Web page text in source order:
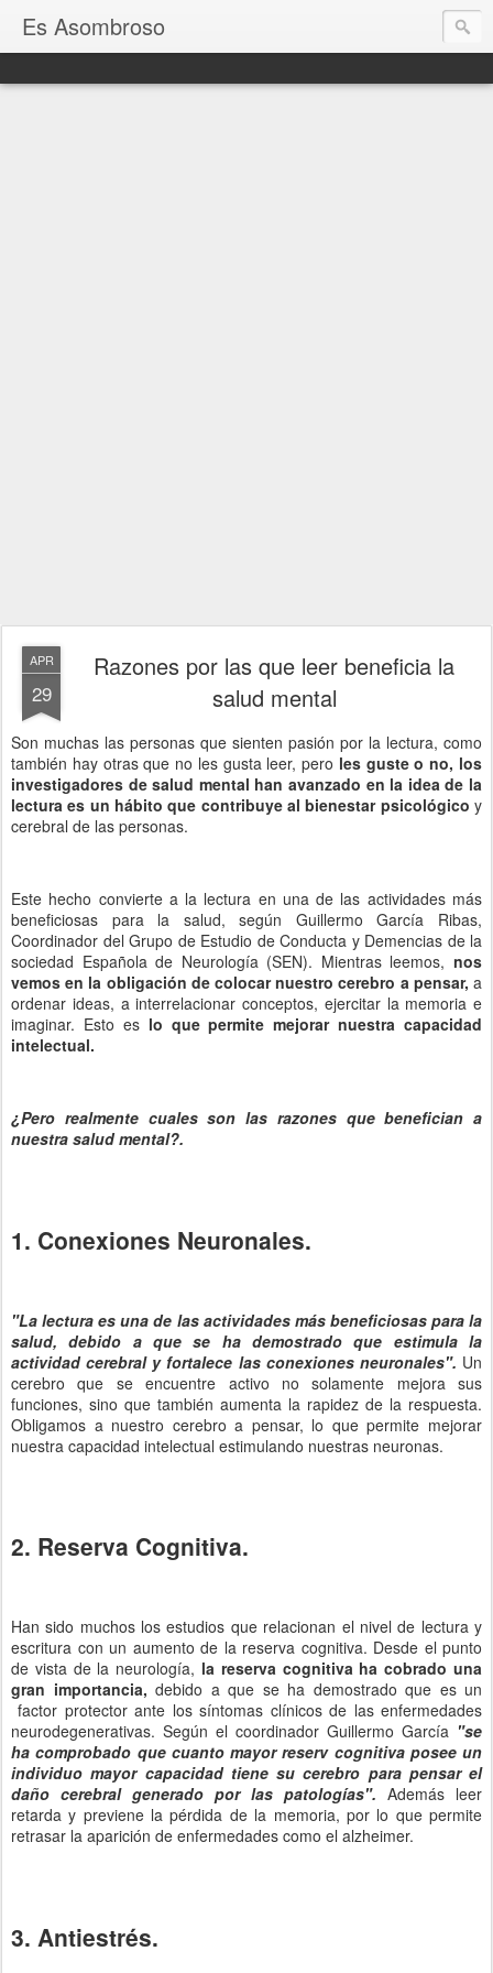
Es Asombroso
APR
29
Razones por las que leer beneficia la
salud mental
Son muchas las personas que sienten pasión por la lectura, como
también hay otras que no les gusta leer, pero les guste o no, los
investigadores de salud mental han avanzado en la idea de la
lectura es un hábito que contribuye al bienestar psicológico y
cerebral de las personas.
Este hecho convierte a la lectura en una de las actividades más
beneficiosas para la salud, según Guillermo García Ribas,
Coordinador del Grupo de Estudio de Conducta y Demencias de la
sociedad Española de Neurología (SEN). Mientras leemos, nos
vemos en la obligación de colocar nuestro cerebro a pensar, a
ordenar ideas, a interrelacionar conceptos, ejercitar la memoria e
imaginar. Esto eslo que permite mejorar nuestra capacidad
intelectual.
¿Pero realmente cuales son las razones que benefician a
nuestra salud mental?.
1. Conexiones Neuronales.
"La lectura es una de las actividades más beneficiosas para la
salud, debido a que se ha demostrado que estimula la
actividad cerebral y fortalece las conexiones neuronales". Un
cerebro que se encuentre activo no solamente mejora sus
funciones, sino que también aumenta la rapidez de la respuesta.
Obligamos a nuestro cerebro a pensar, lo que permite mejorar
nuestra capacidad intelectual estimulando nuestras neuronas.
2. Reserva Cognitiva.
Han sido muchos los estudios que relacionan el nivel de lectura y
escritura con un aumento de la reserva cognitiva. Desde el punto
de vista de la neurología, la reserva cognitiva ha cobrado una
gran importancia, debido a que se ha demostrado que es un
factor protector ante los síntomas clínicos de las enfermedades
neurodegenerativas. Según el coordinador Guillermo García "se
ha comprobado que cuanto mayor reserv cognitiva posee un
individuo mayor capacidad tiene su cerebro para pensar el
daño cerebral generado por las patologías". Además leer
retarda y previene la pérdida de la memoria, por lo que permite
retrasar la aparición de enfermedades como el alzheimer.
3. Antiestrés.